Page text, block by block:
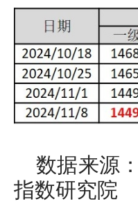
数据来源
指数研究院